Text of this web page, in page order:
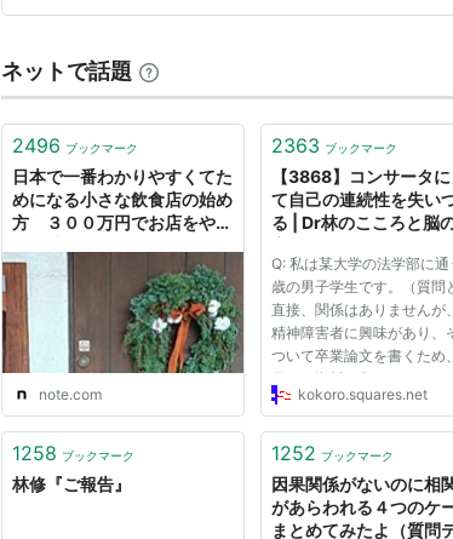
じ、神徳を沐すること尚し。 天宮精緻、壮麗を
ネットで話題
2496 ブックマーク
日本で一番わかりやすくてた
めになる小さな飲食店の始め
方 ３００万円でお店をやろ
note.com
2363 ブックマーク
【3868】コンサータ
て自己の連続性を失い
る | Dr林のこころと脳
Q: 私は某大学の法学部に通
歳の男子学生です。（質問
直接、関係はありませんが
精神障害者に興味があり、
ついて卒業論文を書くため、
日々、資料を集めておりま
質問に入る前に、長文にな
で、少し、コンサータ の服
書...
kokoro.squares.net
1258 ブックマーク
林修『ご報告』
1252 ブックマーク
因果関係がないのに相
があらわれる４つのケ
まとめてみたよ（質問